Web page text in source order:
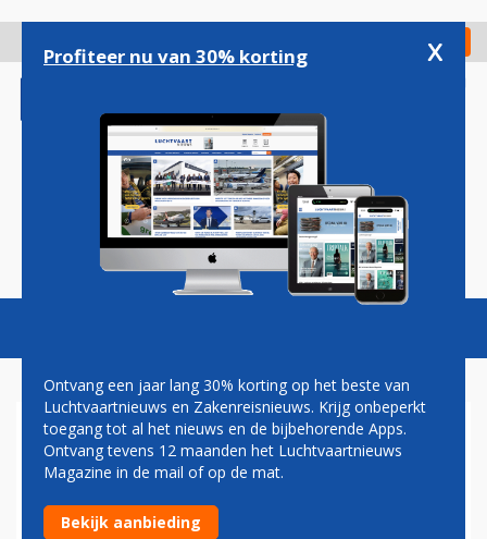
gaan
Check in
Magazine Podcasts Vacatures
'RUSLAND STOORDE GPS
TIJDENS VLUCHT BRITSE
DEFENSIEMINISTER'
Profiteer nu van 30% korting x
Ontvang een jaar lang 30% korting op het beste van
Luchtvaartnieuws en Zakenreisnieuws. Krijg onbeperkt
toegang tot al het nieuws en de bijbehorende Apps.
Ontvang tevens 12 maanden het Luchtvaartnieuws
Magazine in de mail of op de mat.
Bekijk aanbieding